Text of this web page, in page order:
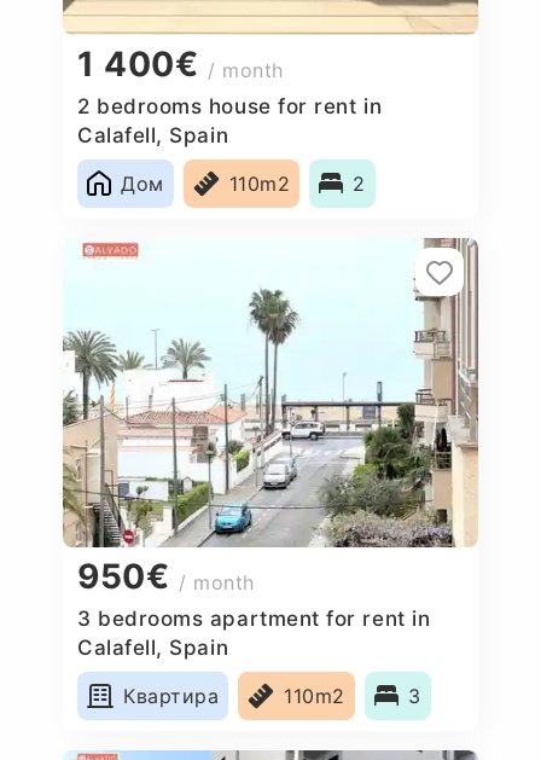
1 400€ / month
2 bedrooms house for rent in
Calafell, Spain
Дом
110m2 2
950€ / month
3 bedrooms apartment for rent in
Calafell, Spain
Квартира
110m2 3